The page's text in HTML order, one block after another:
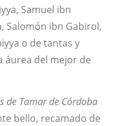
Samuel ibn
Salomón ibn Gabirol,
o de tantas y
áurea del mejor de
de Tamar de Córdoba
bello, recamado de